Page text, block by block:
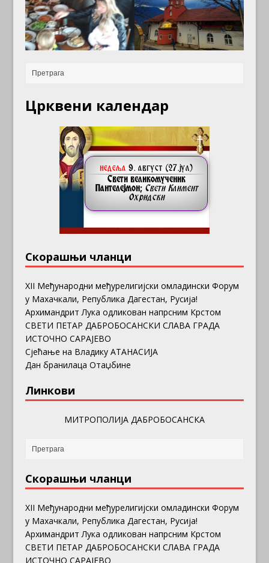
Црквени календар
Скорашњи чланци
ХII Међународни међурелигијски омладински Форум
у Махачкали, Република Дагестан, Русија!
Архимандрит Лука одликован напрсним Крстом
СВЕТИ ПЕТАР ДАБРОБОСАНСКИ СЛАВА ГРАДА
ИСТОЧНО САРАЈЕВО
Сјећање на Владику АТАНАСИЈА
Дан бранилаца Отаџбине
Линкови
МИТРОПОЛИЈА ДАБРОБОСАНСКА
Скорашњи чланци
ХII Међународни међурелигијски омладински Форум
у Махачкали, Република Дагестан, Русија!
Архимандрит Лука одликован напрсним Крстом
СВЕТИ ПЕТАР ДАБРОБОСАНСКИ СЛАВА ГРАДА
ИСТОЧНО САРАЈЕВО